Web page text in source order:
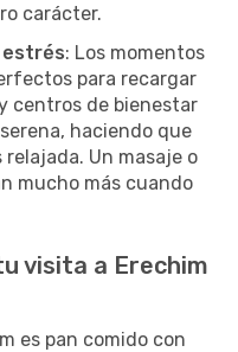
carácter.
estrés: Los momentos
para recargar
centros de bienestar
haciendo que
Un masaje o
mucho más cuando
visita a Erechim
es pan comido con